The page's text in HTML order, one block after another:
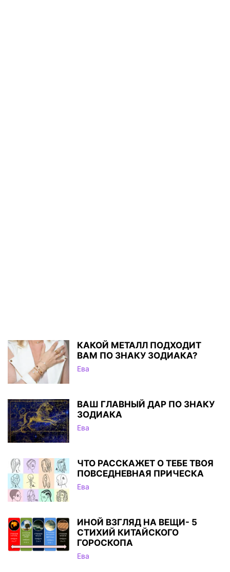
КАКОЙ МЕТАЛЛ ПОДХОДИТ
ВАМ ПО ЗНАКУ ЗОДИАКА?
Ева
ВАШ ГЛАВНЫЙ ДАР ПО ЗНАКУ
ЗОДИАКА
Ева
ЧТО РАССКАЖЕТ О ТЕБЕ ТВОЯ
ПОВСЕДНЕВНАЯ ПРИЧЕСКА
Ева
ИНОЙ ВЗГЛЯД НА ВЕЩИ- 5
СТИХИЙ КИТАЙСКОГО
ГОРОСКОПА
Ева